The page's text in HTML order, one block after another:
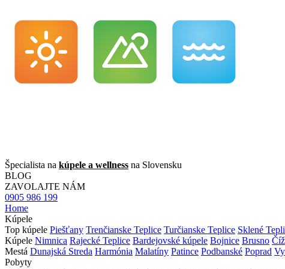
Špecialista na kúpele a wellness na Slovensku
BLOG
ZAVOLAJTE NÁM
0905 986 199
Home
Kúpele
Top kúpele Piešťany Trenčianske Teplice Turčianske Teplice Sklené
Kúpele Nimnica Rajecké Teplice Bardejovské kúpele Bojnice Brusno Číž
Mestá Dunajská Streda Harmónia Malatíny Patince Podbanské Poprad
Pobyty